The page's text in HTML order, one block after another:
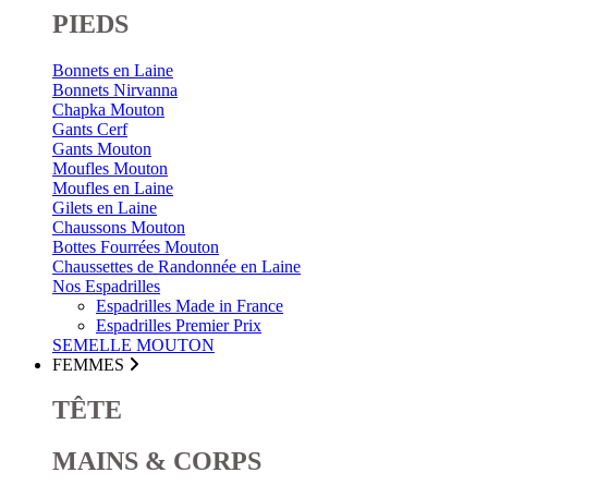
PIEDS
Bonnets en Laine
Bonnets Nirvanna
Chapka Mouton
Gants Cerf
Gants Mouton
Moufles Mouton
Moufles en Laine
Gilets en Laine
Chaussons Mouton
Bottes Fourrées Mouton
Chaussettes de Randonnée en Laine
Nos Espadrilles
Espadrilles Made in France
Espadrilles Premier Prix
SEMELLE MOUTON
FEMMES
TÊTE
MAINS & CORPS